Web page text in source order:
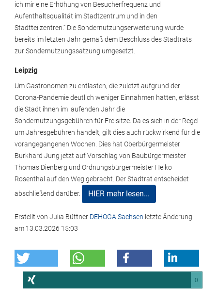
ich mir eine Erhöhung von Besucherfrequenz und
Aufenthaltsqualität im Stadtzentrum und in den
Stadtteilzentren.“ Die Sondernutzungserweiterung wurde
bereits im letzten Jahr gemäß dem Beschluss des Stadtrats
zur Sondernutzungssatzung umgesetzt.
Leipzig
Um Gastronomen zu entlasten, die zuletzt aufgrund der
Corona-Pandemie deutlich weniger Einnahmen hatten, erlässt
die Stadt ihnen im laufenden Jahr die
Sondernutzungsgebühren für Freisitze. Da es sich in der Regel
um Jahresgebühren handelt, gilt dies auch rückwirkend für die
vorangegangenen Wochen. Dies hat Oberbürgermeister
Burkhard Jung jetzt auf Vorschlag von Baubürgermeister
Thomas Dienberg und Ordnungsbürgermeister Heiko
Rosenthal auf den Weg gebracht. Der Stadtrat entscheidet
abschließend darüber.
HIER mehr lesen...
Erstellt von Julia Büttner DEHOGA Sachsen letzte Änderung
am 13.03.2026 15:03
0